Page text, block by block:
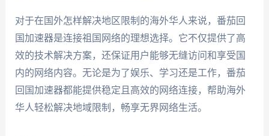
对于在国外怎样解决地区限制的海外华人来说，番茄回
国加速器是连接祖国网络的理想选择。它不仅提供了高
效的技术解决方案，还保证用户能够无缝访问和享受国
内的网络内容。无论是为了娱乐、学习还是工作，番茄
回国加速器都能提供稳定且高效的网络连接，帮助海外
华人轻松解决地域限制，畅享无界网络生活。